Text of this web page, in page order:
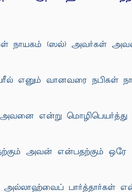
நாயகம் (ஸல்) அவர்கள்
எனும் வானவரை நபிகள்
என்று மொழிபெயர்த்து
அவன் என்பதற்கும் ஒரே
பார்த்தார்கள்